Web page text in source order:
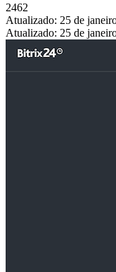
2462
Atualizado: 25 de
Atualizado: 25 de